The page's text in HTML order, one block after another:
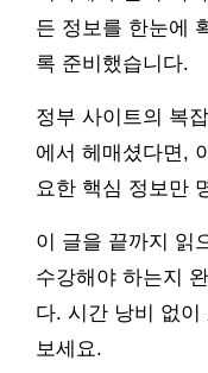
든 정보를 한눈에
록 준비했습니다.
정부 사이트의 복
에서 헤매셨다면,
요한 핵심 정보만
이 글을 끝까지 읽
수강해야 하는지
다. 시간 낭비 없이
보세요.